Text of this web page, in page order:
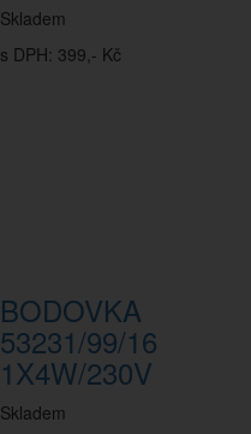
Skladem
s DPH: 399,- Kč
BODOVKA
53231/99/16
1X4W/230V
Skladem